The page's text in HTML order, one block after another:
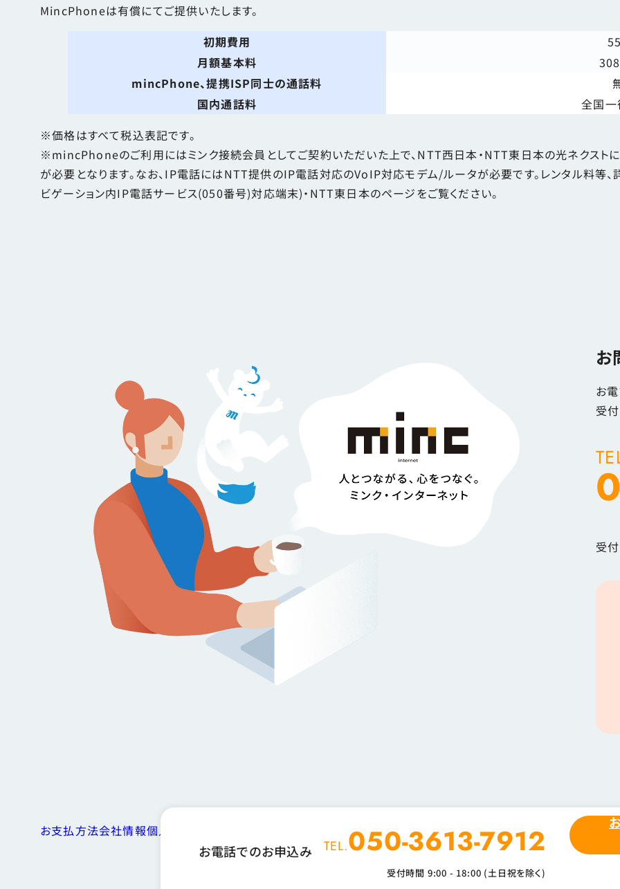
MincPhoneは有償にてご提供いたします。
初期費用
月額基本料
mincPhone、提携ISP同士の通話料
国内通話料
全国
※価格はすべて税込表記です。
※mincPhoneのご利用にはミンク接続会員としてご契約いただいた上で、NTT西日本・NTT東日本の光ネクスト
が必要となります。なお、IP電話にはNTT提供のIP電話対応のVoIP対応モデム/ルータが必要です。レンタル料等
ビゲーション内IP電話サービス(050番号)対応端末)・NTT東日本のページをご覧ください。
お電話でのお申込み TEL.050-3613-7912
受付時間 9:00 - 18:00 (土日祝を除く)
お
お
受
受
お支払方法会社情報個人情報保護方針